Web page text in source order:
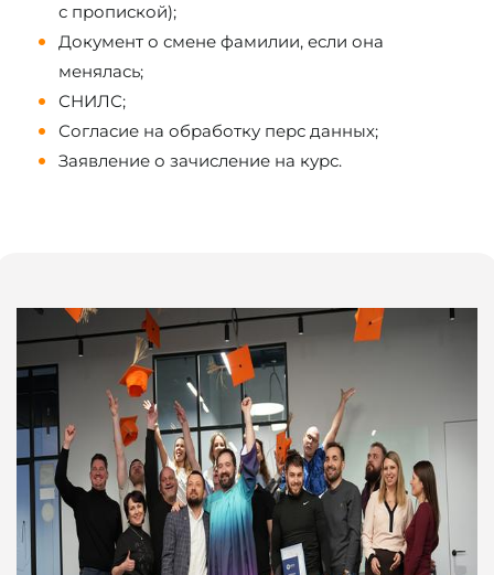
с пропиской);
Документ о смене фамилии, если она
менялась;
СНИЛС;
Согласие на обработку перс данных;
Заявление о зачисление на курс.